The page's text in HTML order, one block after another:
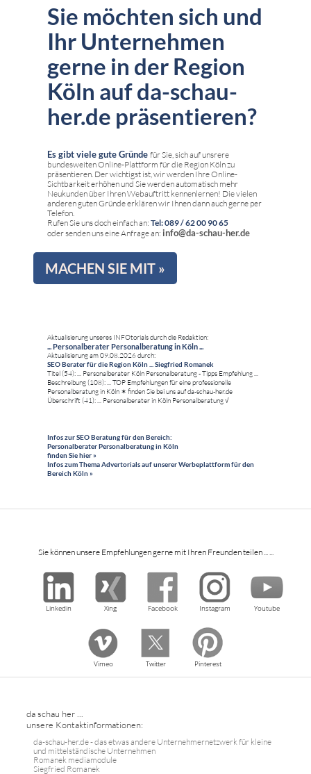
Sie möchten sich und
Ihr Unternehmen
gerne in der Region
Köln auf da-schau-
her.de präsentieren?
Es gibt viele gute Gründe für Sie, sich auf unsrere
bundesweiten Online-Plattform für die Region Köln zu
präsentieren. Der wichtigst ist, wir werden Ihre Online-
Sichtbarkeit erhöhen und Sie werden automatisch mehr
Neukunden über Ihren Webauftritt kennenlernen! Die vielen
anderen guten Gründe erklären wir Ihnen dann auch gerne per
Telefon.
Rufen Sie uns doch einfach an: Tel: 089 / 62 00 90 65
oder senden uns eine Anfrage an: info@da-schau-her.de
MACHEN SIE MIT »
Aktualisierung unseres INFOtorials durch die Redaktion:
... Personalberater Personalberatung in Köln ...
Aktualisierung am 09.08.2026 durch:
SEO Berater für die Region Köln ... Siegfried Romanek
Titel (54): ... Personalberater Köln Personalberatung - Tipps Empfehlung ...
Beschreibung (108): ... TOP Empfehlungen für eine professionelle
Personalberatung in Köln ✶ finden Sie bei uns auf da-schau-her.de
Überschrift (41): ... Personalberater in Köln Personalberatung √
Infos zur SEO Beratung für den Bereich:
Personalberater Personalberatung in Köln
finden Sie hier »
Infos zum Thema Advertorials auf unserer Werbeplattform für den
Bereich Köln »
Sie können unsere Empfehlungen gerne mit Ihren Freunden teilen ... ...
Linkedin Xing Facebook Instagram Youtube
Vimeo Twitter Pinterest
da schau her ...
unsere Kontaktinformationen:
da-schau-her.de - das etwas andere Unternehmernetzwerk für kleine
und mittelständische Unternehmen
Romanek mediamodule
Siegfried Romanek